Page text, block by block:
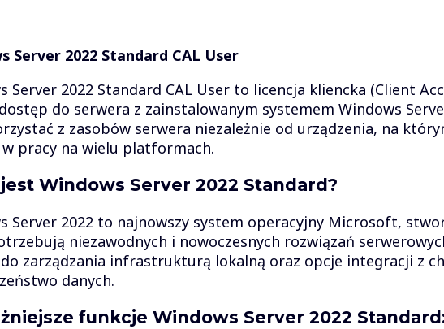
Server 2022 Standard CAL User
Server 2022 Standard CAL User to licencja kliencka (Client
do serwera z zainstalowanym systemem Windows
z zasobów serwera niezależnie od urządzenia, na
pracy na wielu platformach.
Windows Server 2022 Standard?
Server 2022 to najnowszy system operacyjny Microsoft,
niezawodnych i nowoczesnych rozwiązań
zarządzania infrastrukturą lokalną oraz opcje integracji z
danych.
funkcje Windows Server 2022